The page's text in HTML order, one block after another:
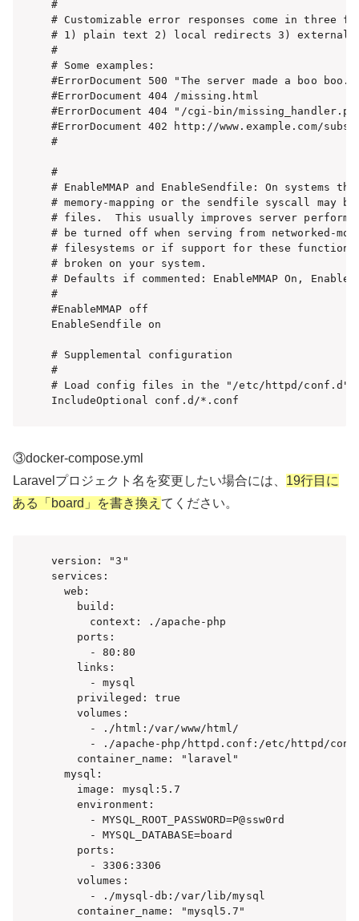
③docker-compose.yml
Laravelプロジェクト名を変更したい場合には、 19行目に
ある「board」を書き換え てください。
version: "3"
services:
  web:
    build:
      context: ./apache-php
    ports:
      - 80:80
    links:
      - mysql
    privileged: true
    volumes:
      - ./html:/var/www/html/
- ./apache-php/httpd.conf:/etc/httpd/
    container_name: "laravel"
  mysql:
    image: mysql:5.7
    environment:
      - MYSQL_ROOT_PASSWORD=P@ssw0rd
      - MYSQL_DATABASE=board
    ports:
      - 3306:3306
    volumes:
      - ./mysql-db:/var/lib/mysql
    container_name: "mysql5.7"